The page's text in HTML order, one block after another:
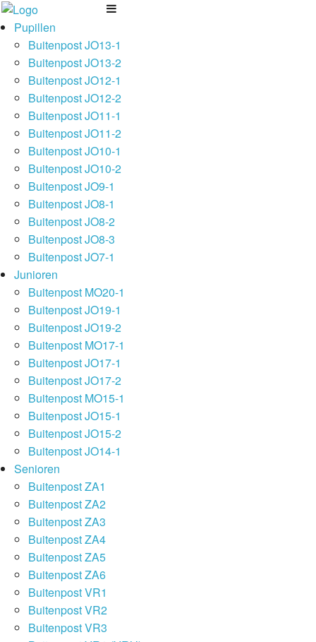
Pupillen
Buitenpost JO13-1
Buitenpost JO13-2
Buitenpost JO12-1
Buitenpost JO12-2
Buitenpost JO11-1
Buitenpost JO11-2
Buitenpost JO10-1
Buitenpost JO10-2
Buitenpost JO9-1
Buitenpost JO8-1
Buitenpost JO8-2
Buitenpost JO8-3
Buitenpost JO7-1
Junioren
Buitenpost MO20-1
Buitenpost JO19-1
Buitenpost JO19-2
Buitenpost MO17-1
Buitenpost JO17-1
Buitenpost JO17-2
Buitenpost MO15-1
Buitenpost JO15-1
Buitenpost JO15-2
Buitenpost JO14-1
Senioren
Buitenpost ZA1
Buitenpost ZA2
Buitenpost ZA3
Buitenpost ZA4
Buitenpost ZA5
Buitenpost ZA6
Buitenpost VR1
Buitenpost VR2
Buitenpost VR3